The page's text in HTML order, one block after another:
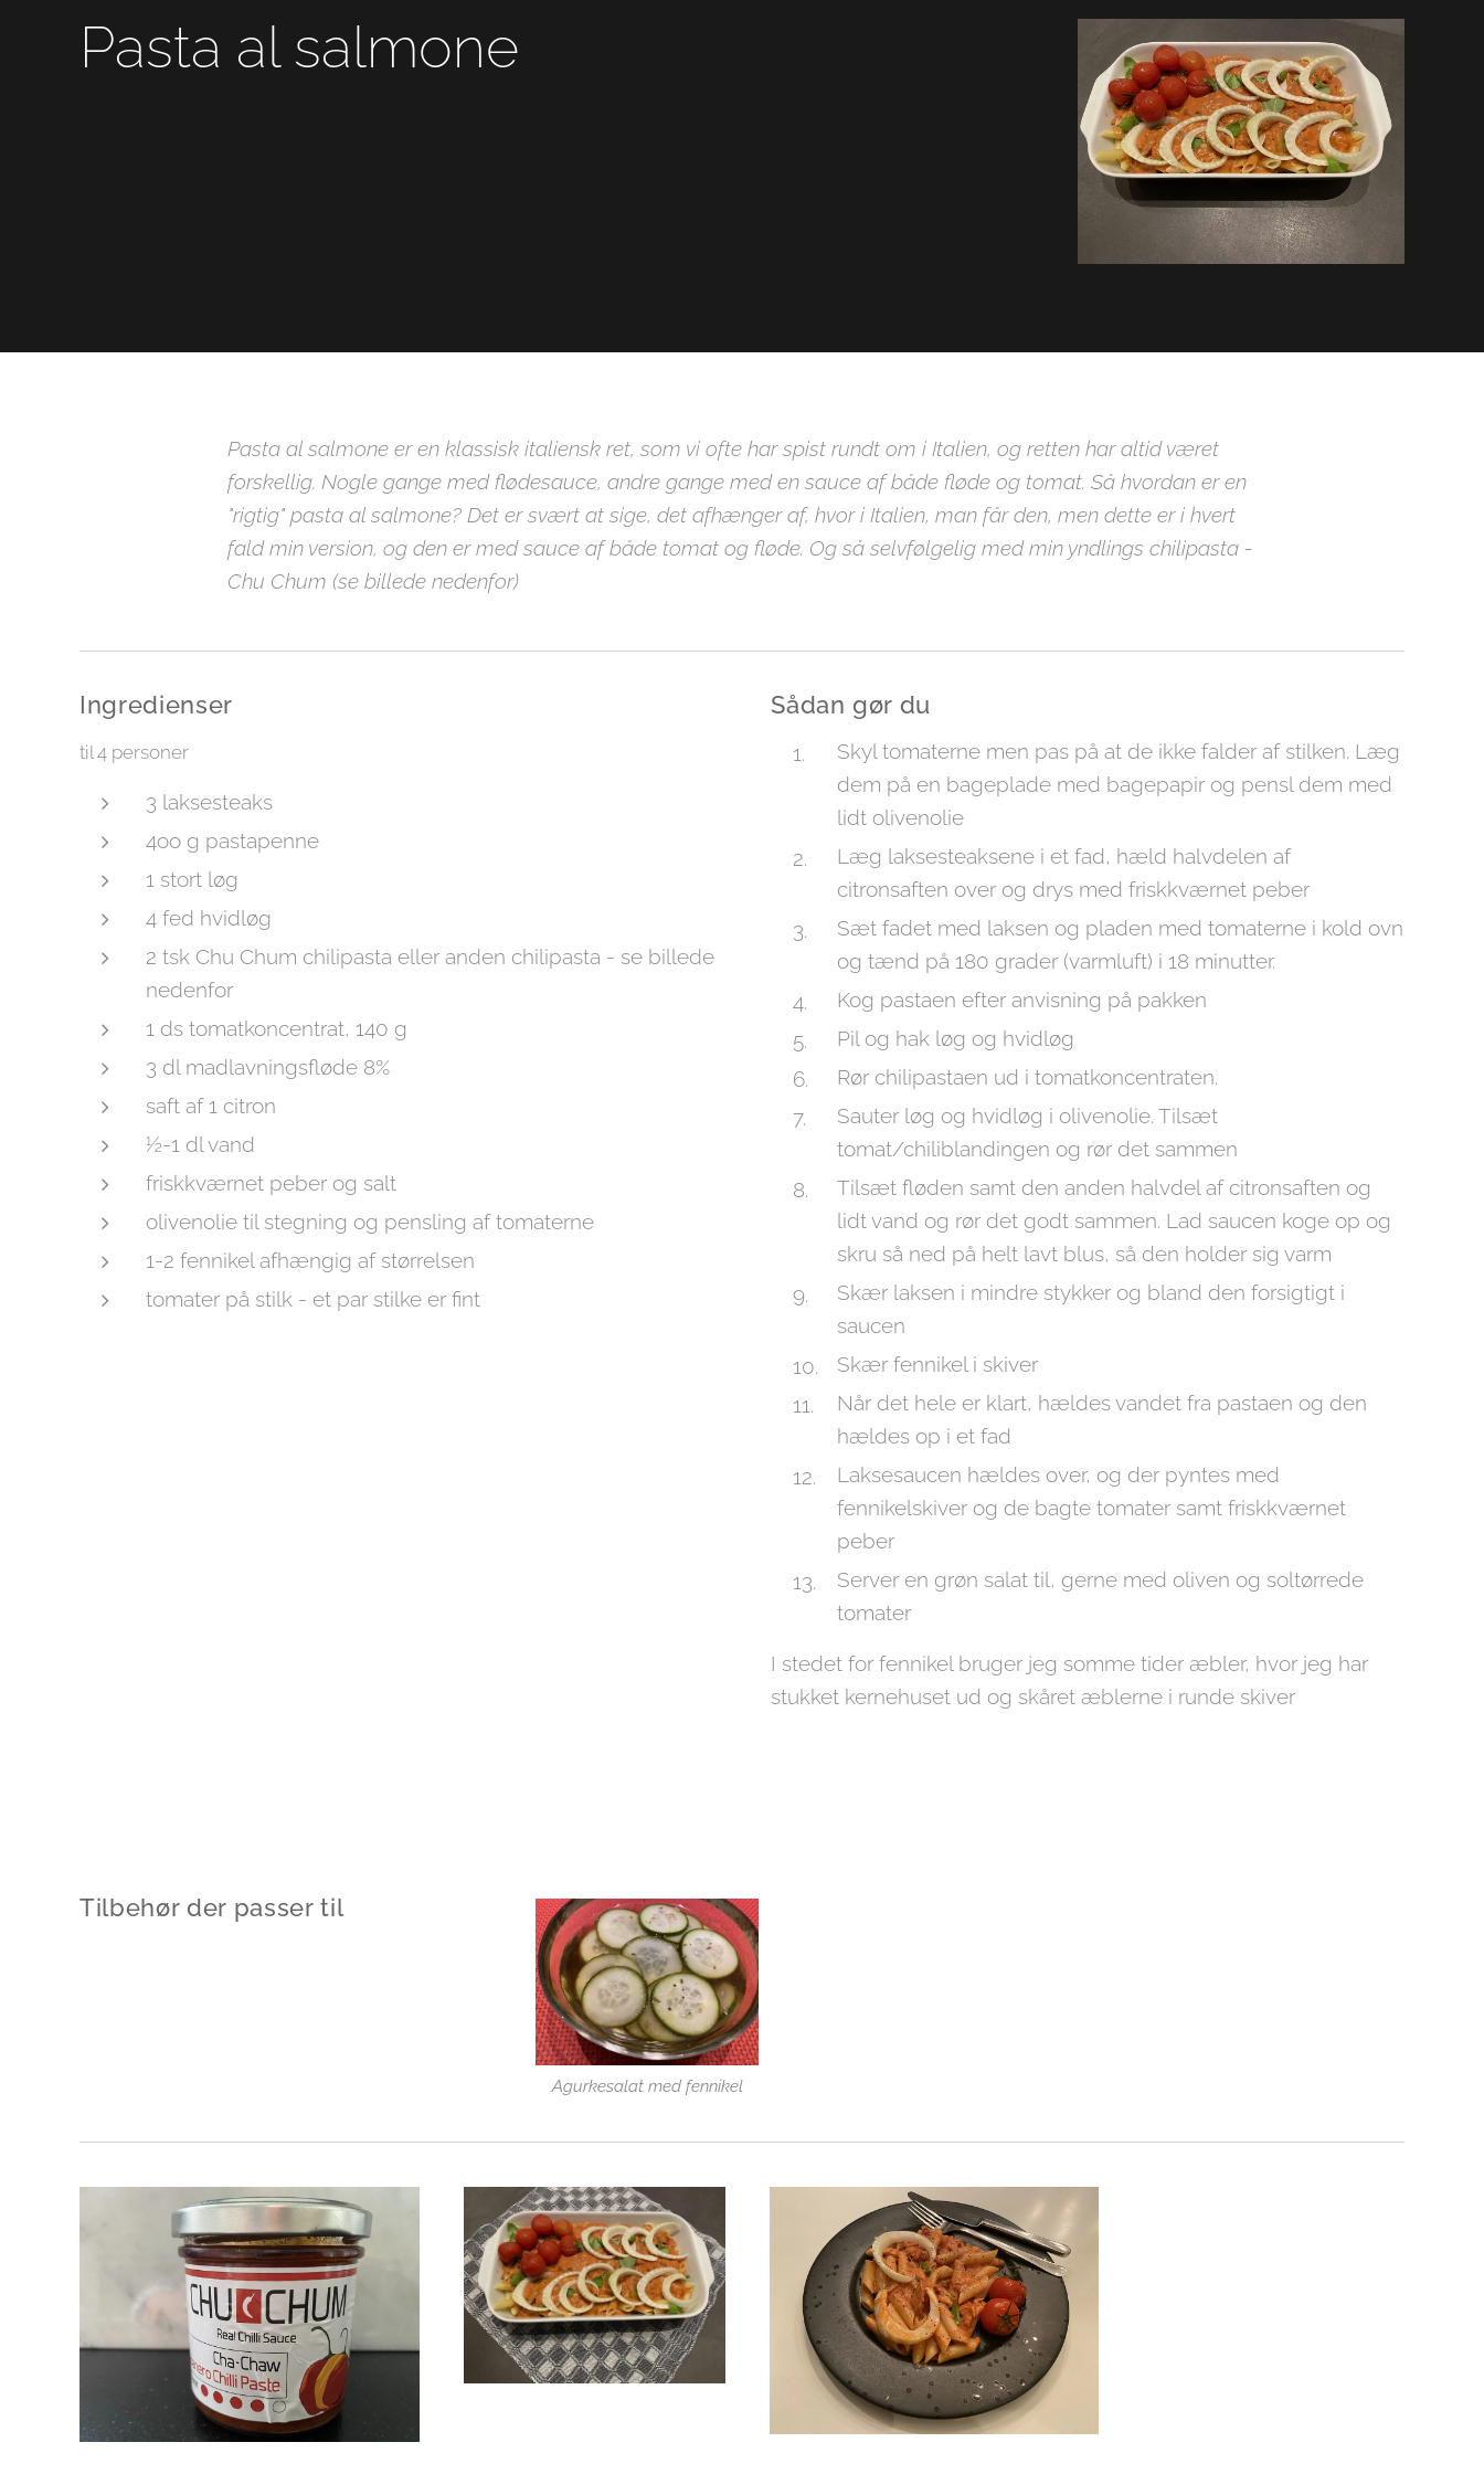
Pasta al salmone
Pasta al salmone er en klassisk italiensk ret, som vi ofte har spist rundt om i Italien, og retten har altid været
forskellig. Nogle gange med flødesauce, andre gange med en sauce af både fløde og tomat. Så hvordan er en
"rigtig" pasta al salmone? Det er svært at sige, det afhænger af, hvor i Italien, man får den, men dette er i hvert
fald min version, og den er med sauce af både tomat og fløde. Og så selvfølgelig med min yndlings chilipasta -
Chu Chum (se billede nedenfor)
Ingredienser
til 4 personer
3 laksesteaks
4oo g pastapenne
1 stort løg
4 fed hvidløg
2 tsk Chu Chum chilipasta eller anden chilipasta - se billede
nedenfor
1 ds tomatkoncentrat, 140 g
3 dl madlavningsfløde 8%
saft af 1 citron
½-1 dl vand
friskkværnet peber og salt
olivenolie til stegning og pensling af tomaterne
1-2 fennikel afhængig af størrelsen
tomater på stilk - et par stilke er fint
Sådan gør du
Skyl tomaterne men pas på at de ikke falder af stilken. Læg
dem på en bageplade med bagepapir og pensl dem med
lidt olivenolie
Læg laksesteaksene i et fad, hæld halvdelen af
citronsaften over og drys med friskkværnet peber
Sæt fadet med laksen og pladen med tomaterne i kold ovn
og tænd på 180 grader (varmluft) i 18 minutter.
Kog pastaen efter anvisning på pakken
Pil og hak løg og hvidløg
Rør chilipastaen ud i tomatkoncentraten.
Sauter løg og hvidløg i olivenolie. Tilsæt
tomat/chiliblandingen og rør det sammen
Tilsæt fløden samt den anden halvdel af citronsaften og
lidt vand og rør det godt sammen. Lad saucen koge op og
skru så ned på helt lavt blus, så den holder sig varm
Skær laksen i mindre stykker og bland den forsigtigt i
saucen
Skær fennikel i skiver
Når det hele er klart, hældes vandet fra pastaen og den
hældes op i et fad
Laksesaucen hældes over, og der pyntes med
fennikelskiver og de bagte tomater samt friskkværnet
peber
Server en grøn salat til, gerne med oliven og soltørrede
tomater
I stedet for fennikel bruger jeg somme tider æbler, hvor jeg har
stukket kernehuset ud og skåret æblerne i runde skiver
Tilbehør der passer til
Agurkesalat med fennikel